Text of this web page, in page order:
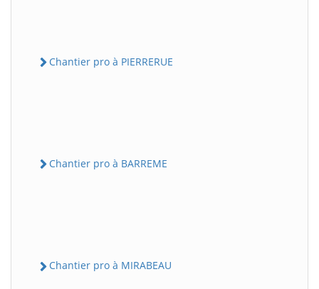
Chantier pro à PIERRERUE
Chantier pro à BARREME
Chantier pro à MIRABEAU